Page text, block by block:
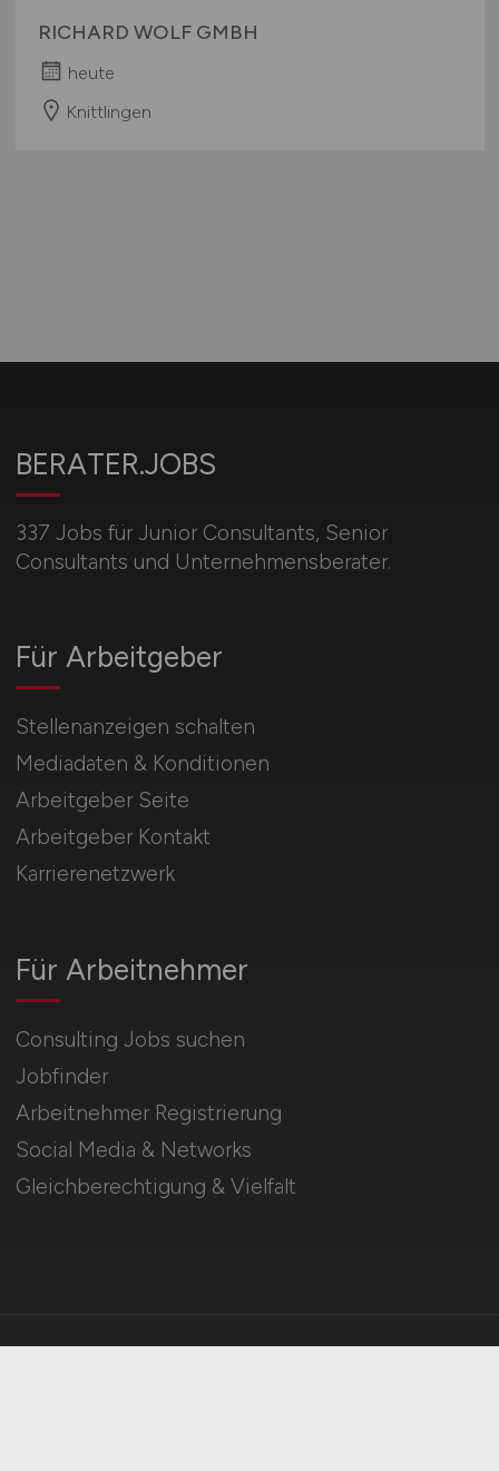
RICHARD WOLF GMBH
heute
Knittlingen
BERATER.JOBS
337 Jobs für Junior Consultants, Senior
Consultants und Unternehmensberater.
Für Arbeitnehmer
Consulting Jobs suchen
Jobfinder
Arbeitnehmer Registrierung
Social Media & Networks
Gleichberechtigung & Vielfalt
Für Arbeitgeber
Stellenanzeigen schalten
Mediadaten & Konditionen
Arbeitgeber Seite
Arbeitgeber Kontakt
Karrierenetzwerk